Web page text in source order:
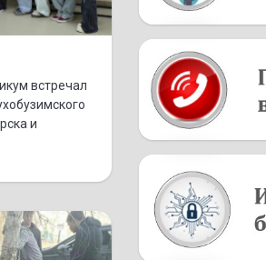
встречал
и